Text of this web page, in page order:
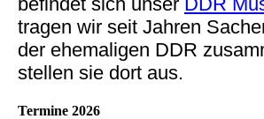
tragen wir seit Jahren
der ehemaligen DDR
stellen sie dort aus.
Termine 2026